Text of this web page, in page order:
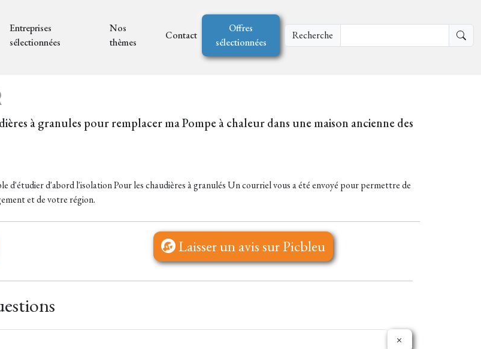
Entreprises
sélectionnées
Nos
thèmes
Contact
Offres
sélectionnées
Recherche
à granules pour remplacer ma Pompe à chaleur dans une maison ancienne des
d'étudier d'abord l'isolation Pour les chaudières à granulés Un courriel vous a été envoyé pour permettre de
et de votre région.
Laisser un avis sur Picbleu